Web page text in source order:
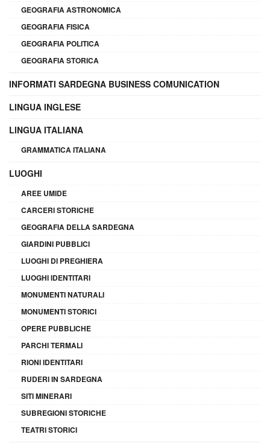
GEOGRAFIA ASTRONOMICA
GEOGRAFIA FISICA
GEOGRAFIA POLITICA
GEOGRAFIA STORICA
INFORMATI SARDEGNA BUSINESS COMUNICATION
LINGUA INGLESE
LINGUA ITALIANA
GRAMMATICA ITALIANA
LUOGHI
AREE UMIDE
CARCERI STORICHE
GEOGRAFIA DELLA SARDEGNA
GIARDINI PUBBLICI
LUOGHI DI PREGHIERA
LUOGHI IDENTITARI
MONUMENTI NATURALI
MONUMENTI STORICI
OPERE PUBBLICHE
PARCHI TERMALI
RIONI IDENTITARI
RUDERI IN SARDEGNA
SITI MINERARI
SUBREGIONI STORICHE
TEATRI STORICI